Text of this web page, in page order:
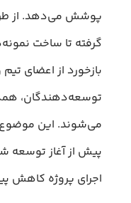
پوشش می‌دهد. از
گرفته تا ساخت
بازخورد از اعضای
توسعه‌دهندگان،
می‌شوند. این
پیش از آغاز توسعه
اجرای پروژه کاهش